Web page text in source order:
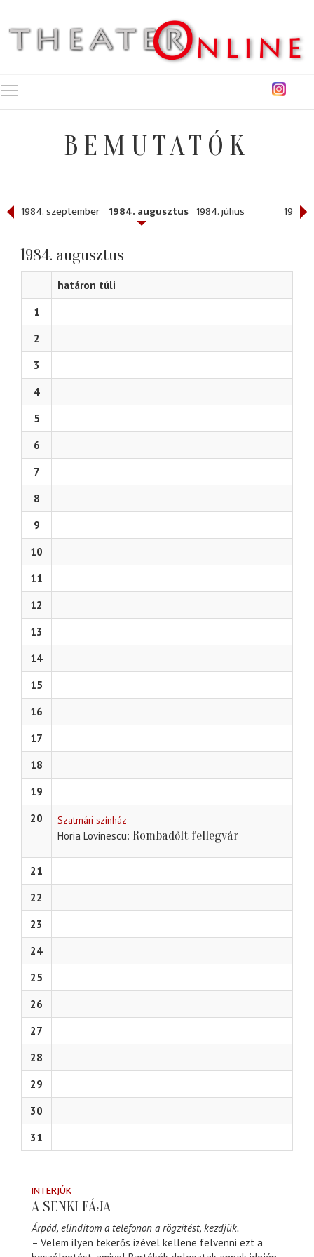
BEMUTATÓK
1984. szeptember 1984. augusztus 1984. július 1984.
1984. augusztus
határon túli
1
2
3
4
5
6
7
8
9
10
11
12
13
14
15
16
17
18
19
20
Szatmári színház
Horia Lovinescu Rombadőlt fellegvár
21
22
23
24
25
26
27
28
29
30
31
INTERJÚK
A SENKI FÁJA
Árpád, elindítom a telefonon a rögzítést, kezdjük.
– Velem ilyen tekerős izével kellene felvenni ezt a